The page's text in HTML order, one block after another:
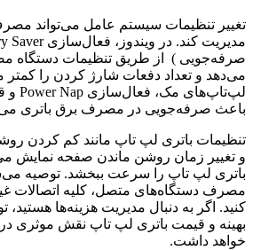
تغییر تنظیمات سیستم عامل می‌تواند
صرفه‌جویی ) از طریق تنظیمات دستگاه
می‌دهد و تعداد دفعات شارژ کردن را کمتر
باعث صرفه‌جویی در مصرف برق باتری
و تغییر زمان روشن ماندن صفحه نمایش
باتری لپ تاپ را سرعت ببخشد. توصیه
کنید. اگر به دنبال مدیریت هزینه‌ها هستید،
بهینه و قیمت باتری لپ تاپ نقش موثری
خواهد داشت.